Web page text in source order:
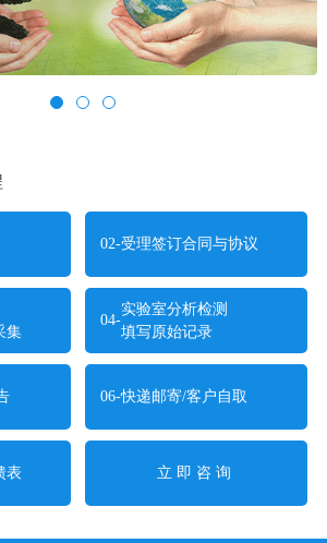
02-受理签订合同与协议
集
04-
实验室分析检测
填写原始记录
06-快递邮寄/客户自取
表 立即咨询